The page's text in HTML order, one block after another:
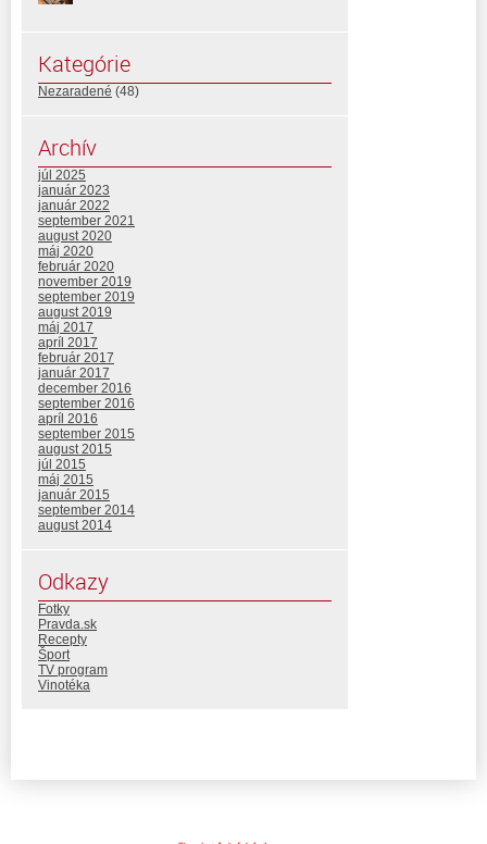
Kategórie
Nezaradené (48)
Archív
júl 2025
január 2023
január 2022
september 2021
august 2020
máj 2020
február 2020
november 2019
september 2019
august 2019
máj 2017
apríl 2017
február 2017
január 2017
december 2016
september 2016
apríl 2016
september 2015
august 2015
júl 2015
máj 2015
január 2015
september 2014
august 2014
Odkazy
Fotky
Pravda.sk
Recepty
Šport
TV program
Vinotéka